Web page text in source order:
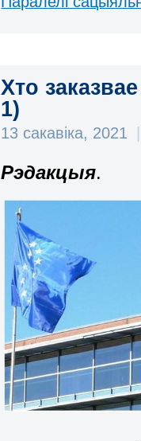
Хто
1)
13 сакавіка, 2021
Рэдакцыя.